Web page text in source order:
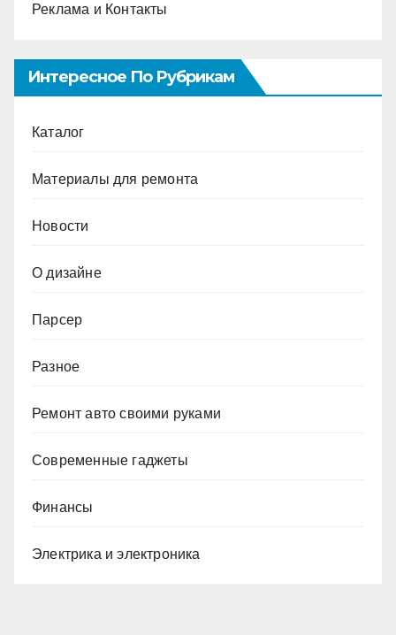
Реклама и Контакты
Интересное По Рубрикам
Каталог
Материалы для ремонта
Новости
О дизайне
Парсер
Разное
Ремонт авто своими руками
Современные гаджеты
Финансы
Электрика и электроника